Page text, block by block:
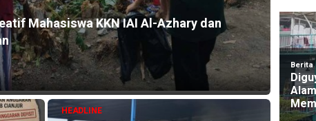
Mahasiswa KKN IAI Al-Azhary dan
HEADLINE
Dua
7